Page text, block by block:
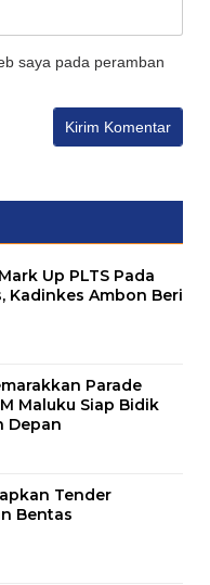
saya pada peramban
Up PLTS Pada
Kadinkes Ambon Beri
Parade
Maluku Siap Bidik
Depan
Tender
Bentas